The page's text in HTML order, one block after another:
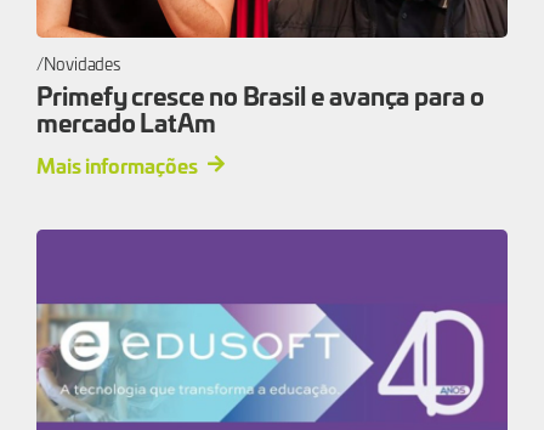
Novidades
Primefy cresce no Brasil e avança para o
mercado LatAm
Mais informações